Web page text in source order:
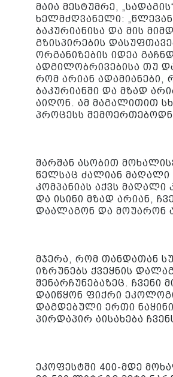
მაია მესტუმრე,
ხელმძღვანელი:
ბაკურიანისა და მის
გზისპირების
ორგანიზების იდეა
ადგილობრივებისა თუ
რომ არიან ადამიანები,
ბაკურიანში და მზად
აიღონ. ამ მაგალითით
პროცესს
შარშან ასობით
წელსაც ძალიან
კომპანიას აქვს
და ისინი მზად არიან,
დაალაგონ და მოუარონ
მჯერა, რომ თანდათან
იზრუნებს ქვეყნის
შენარჩუნებაზეც. ჩვენი
დაიწყონ ფიქრი
დაგდებული ერთი
პირდაპირ აისახება
ეკოფესტში 400-მდე